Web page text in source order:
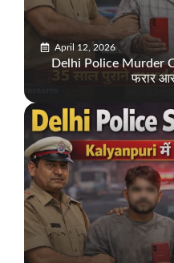
April 12, 2026
Delhi Police Murder
फरार